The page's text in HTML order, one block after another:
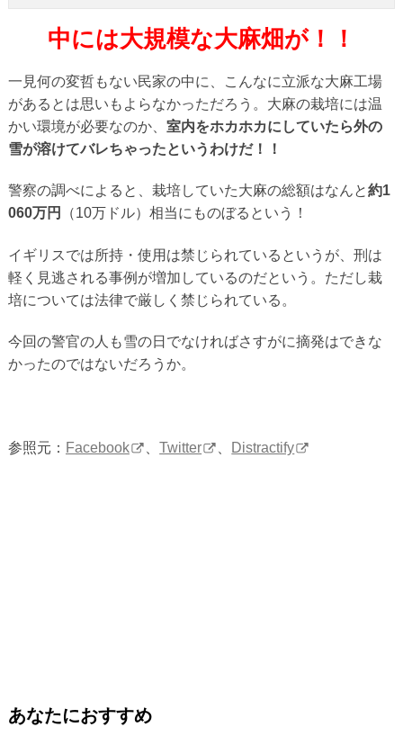
中には大規模な大麻畑が！！
一見何の変哲もない民家の中に、こんなに立派な大麻工場
があるとは思いもよらなかっただろう。大麻の栽培には温
かい環境が必要なのか、 室内をホカホカにしていたら外の
雪が溶けてバレちゃったというわけだ！！
警察の調べによると、栽培していた大麻の総額はなんと約1
060万円
（10万ドル）相当にものぼるという！
イギリスでは所持・使用は禁じられているというが、刑は
軽く見逃される事例が増加しているのだという。ただし栽
培については法律で厳しく禁じられている。
今回の警官の人も雪の日でなければさすがに摘発はできな
かったのではないだろうか。
参照元： Facebook 、Twitter Distractify
あなたにおすすめ